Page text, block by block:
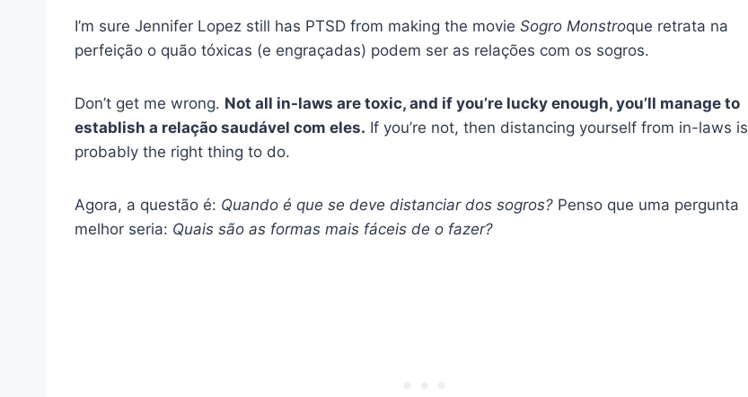
I’m sure Jennifer Lopez still has PTSD from making the movie Sogro Monstroque retrata na
perfeição o quão tóxicas (e engraçadas) podem ser as relações com os sogros.
Don’t get me wrong. Not all in-laws are toxic, and if you’re lucky enough, you’ll manage to
establish a relação saudável com eles. If you’re not, then distancing yourself from in-laws is
probably the right thing to do.
Agora, a questão é: Quando é que se deve distanciar dos sogros? Penso que uma pergunta
melhor seria: Quais são as formas mais fáceis de o fazer?